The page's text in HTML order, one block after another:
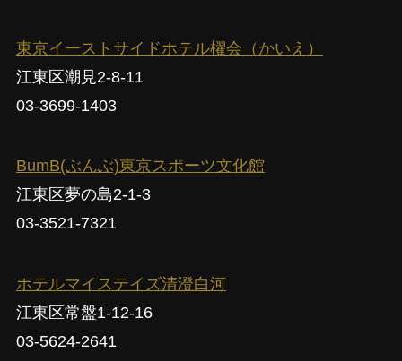
東京イーストサイドホテル櫂会（かいえ）
江東区潮見2-8-11
03-3699-1403
BumB(ぶんぶ)東京スポーツ文化館
江東区夢の島2-1-3
03-3521-7321
ホテルマイステイズ清澄白河
江東区常盤1-12-16
03-5624-2641